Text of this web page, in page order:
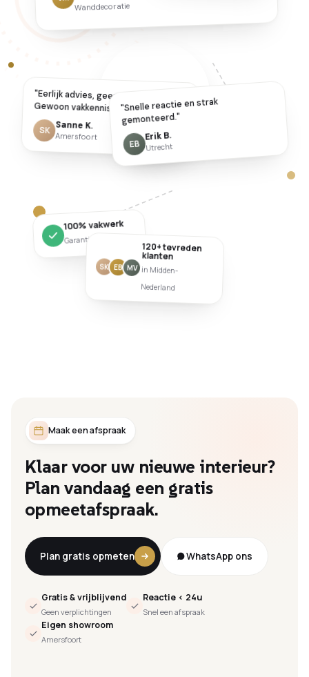
Wanddecoratie
"Eerlijk advies, geen pushy verkoop.
Gewoon vakkennis."
SK Sanne K.
Amersfoort
"Snelle reactie en strak
gemonteerd."
EB
Erik B.
Utrecht
100% vakwerk
Garantie op montage
SK EB MV
120+ tevreden
klanten
in Midden-
Nederland
Maak een afspraak
Klaar voor uw nieuwe interieur?
Plan vandaag een gratis
opmeetafspraak.
Plan gratis opmeten WhatsApp ons
Gratis & vrijblijvend
Geen verplichtingen
Reactie < 24u
Snel een afspraak
Eigen showroom
Amersfoort